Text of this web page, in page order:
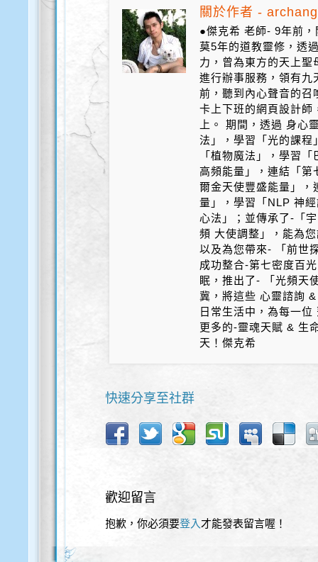
關於作者 -
●傑克希 老師- 9年前
莫5年的道教靈修，透
力，曾為東方的天上
進行辦事服務，領有
前，聽到內心聲音的召
卡上下班的網頁設計師
上。 期間，透過 身心
法」，學習「光的課程
「植物魔法」，學習
高頻能量」，連結「第
爾金天使豐盛能量」，
量」，學習「NLP 神
心法」；並傳承了-「
頻 大使調整」，能為
以及為您帶來- 「前世
成功整合-第七密度百
眠，推出了- 「光頻天
冀，將這些 心靈諮詢
日常生活中，為每一
更多的-靈魂天賦 & 生
天！傑克希
快速分享至社群
歡迎留言
抱歉，你必須要登入 才能發表留言喔！